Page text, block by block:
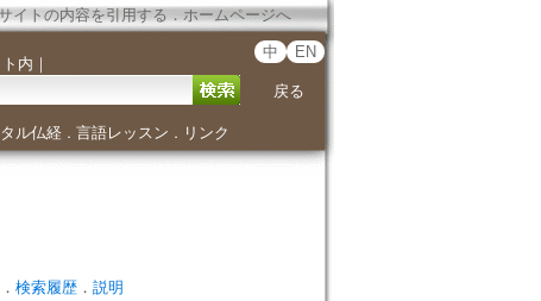
イトの内容を引用する ． ホームページへ
内 ｜
中 EN
戻る
ル仏経． 言語レッスン ． リンク
． 検索履歴． 説明